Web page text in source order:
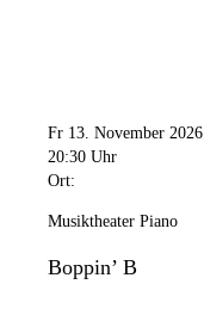
Fr 13. November 2026
20:30 Uhr
Ort:
Musiktheater Piano
Boppin’ B